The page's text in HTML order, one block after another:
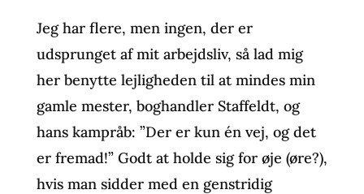
Jeg har flere, men ingen, der er
udsprunget af mit arbejdsliv, så lad mig
her benytte lejligheden til at mindes min
gamle mester, boghandler Staffeldt, og
hans kampråb: ”Der er kun én vej, og det
er fremad!” Godt at holde sig for øje (øre?),
hvis man sidder med en genstridig